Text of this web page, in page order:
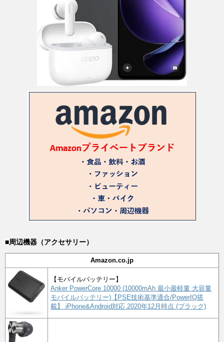
■周辺機器（アクセサリー）
Amazon.co.jp
【モバイルバッテリー】
Anker PowerCore 10000 (10000mAh 最小最軽量 大容量
モバイルバッテリー)【PSE技術基準適合/PowerIQ搭
載】 iPhone&Android対応 2020年12月時点 (ブラック)